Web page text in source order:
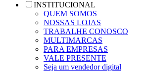
INSTITUCIONAL
QUEM SOMOS
NOSSAS LOJAS
TRABALHE CONOSCO
MULTIMARCAS
PARA EMPRESAS
VALE PRESENTE
Seja um vendedor digital